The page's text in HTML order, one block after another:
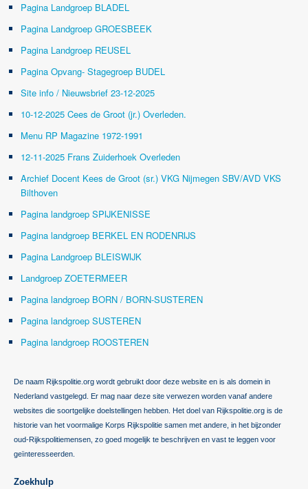
Pagina Landgroep BLADEL
Pagina Landgroep GROESBEEK
Pagina Landgroep REUSEL
Pagina Opvang- Stagegroep BUDEL
Site info / Nieuwsbrief 23-12-2025
10-12-2025 Cees de Groot (jr.) Overleden.
Menu RP Magazine 1972-1991
12-11-2025 Frans Zuiderhoek Overleden
Archief Docent Kees de Groot (sr.) VKG Nijmegen SBV/AVD VKS
Bilthoven
Pagina landgroep SPIJKENISSE
Pagina landgroep BERKEL EN RODENRIJS
Pagina Landgroep BLEISWIJK
Landgroep ZOETERMEER
Pagina landgroep BORN / BORN-SUSTEREN
Pagina landgroep SUSTEREN
Pagina landgroep ROOSTEREN
De naam Rijkspolitie.org wordt gebruikt door deze website en is als domein in
Nederland vastgelegd. Er mag naar deze site verwezen worden vanaf andere
websites die soortgelijke doelstellingen hebben. Het doel van Rijkspolitie.org is de
historie van het voormalige Korps Rijkspolitie samen met andere, in het bijzonder
oud-Rijkspolitiemensen, zo goed mogelijk te beschrijven en vast te leggen voor
geïnteresseerden.
Zoekhulp